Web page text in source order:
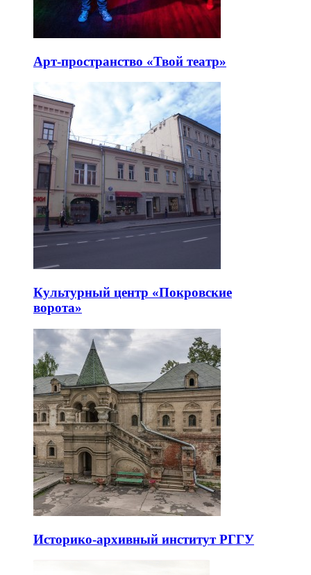
Арт-пространство «Твой театр»
Культурный центр «Покровские
ворота»
Историко-архивный институт РГГУ